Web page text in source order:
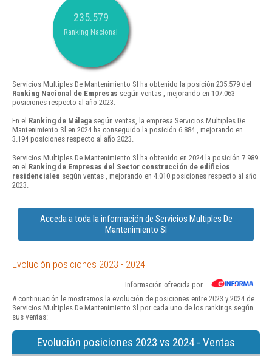
235.579
Ranking Nacional
Servicios Multiples De Mantenimiento Sl ha obtenido la posición 235.579 del
Ranking Nacional de Empresas según ventas , mejorando en 107.063
posiciones respecto al año 2023.
En el Ranking de Málaga según ventas, la empresa Servicios Multiples De
Mantenimiento Sl en 2024 ha conseguido la posición 6.884 , mejorando en
3.194 posiciones respecto al año 2023.
Servicios Multiples De Mantenimiento Sl ha obtenido en 2024 la posición 7.989
en el Ranking de Empresas del Sector construcción de edificios
residenciales según ventas , mejorando en 4.010 posiciones respecto al año
2023.
Acceda a toda la información de Servicios Multiples De
Mantenimiento Sl
Evolución posiciones 2023 - 2024
Información ofrecida por
A continuación le mostramos la evolución de posiciones entre 2023 y 2024 de
Servicios Multiples De Mantenimiento Sl por cada uno de los rankings según
sus ventas:
Evolución posiciones 2023 vs 2024 - Ventas